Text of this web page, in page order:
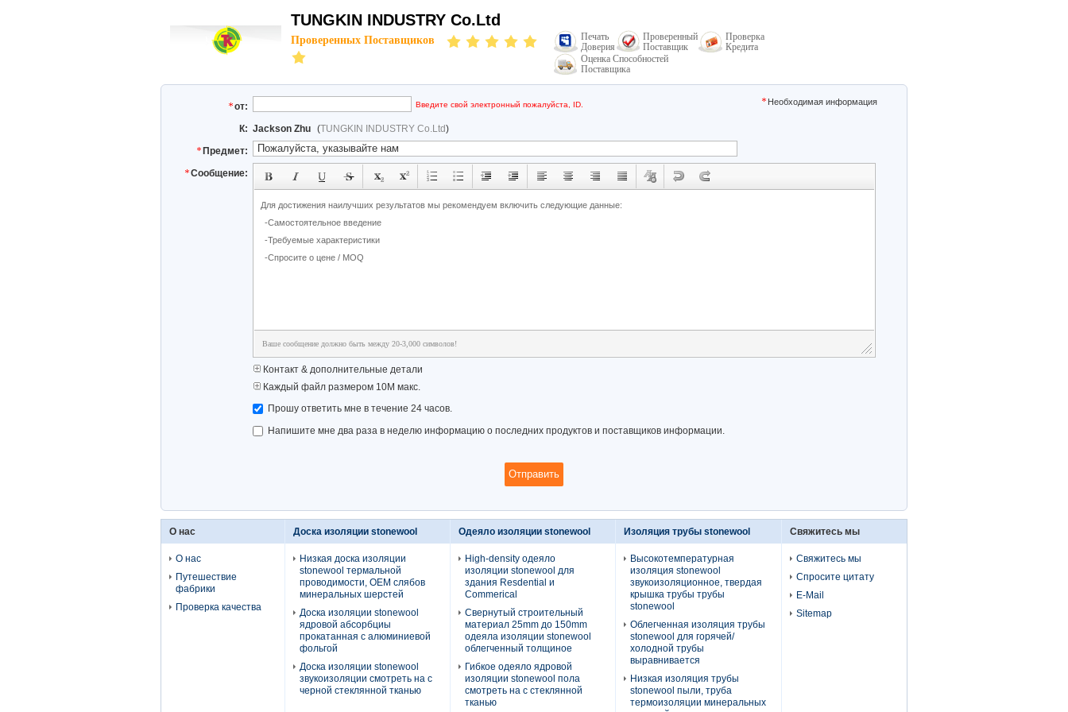
TUNGKIN INDUSTRY Co.Ltd
Проверенных Поставщиков
Печать
Доверия
Проверенный
Поставщик
Проверка
Кредита
Оценка Способностей
Поставщика
от: Введите свой электронный пожалуйста, ID. Необходимая информация
К: Jackson Zhu (TUNGKIN INDUSTRY Co.Ltd)
Предмет:
Сообщение:
Ваше сообщение должно быть между 20-3,000 символов!
Контакт & дополнительные детали
Каждый файл размером 10M макс.
Прошу ответить мне в течение 24 часов.
Напишите мне два раза в неделю информацию о последних продуктов и поставщиков информации.
О нас
О нас
Путешествие
фабрики
Проверка качества
Доска изоляции stonewool
Низкая доска изоляции
stonewool термальной
проводимости, OEM слябов
минеральных шерстей
Доска изоляции stonewool
ядровой абсорбциы
прокатанная с алюминиевой
фольгой
Доска изоляции stonewool
звукоизоляции смотреть на с
черной стеклянной тканью
Одеяло изоляции stonewool
High-density одеяло
изоляции stonewool для
здания Resdential и
Commerical
Свернутый строительный
материал 25mm до 150mm
одеяла изоляции stonewool
облегченный толщиное
Гибкое одеяло ядровой
изоляции stonewool пола
смотреть на с стеклянной
тканью
Изоляция трубы stonewool
Высокотемпературная
изоляция stonewool
звукоизоляционное, твердая
крышка трубы трубы
stonewool
Облегченная изоляция трубы
stonewool для горячей/
холодной трубы
выравнивается
Низкая изоляция трубы
stonewool пыли, труба
термоизоляции минеральных
Свяжитесь мы
Свяжитесь мы
Спросите цитату
E-Mail
Sitemap